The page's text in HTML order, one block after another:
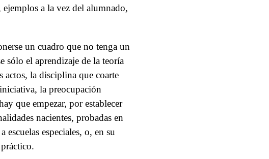
ejemplos a la vez del alumnado,
un cuadro que no tenga un
sólo el aprendizaje de la teoría
la disciplina que coarte
la preocupación
que empezar, por establecer
nacientes, probadas en
especiales, o, en su